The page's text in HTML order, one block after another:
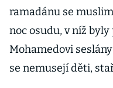
ramadánu se
noc osudu, v níž
Mohamedovi
se nemusejí děti,